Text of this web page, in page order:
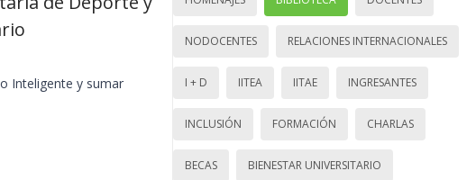
Inteligente y sumar
NODOCENTES RELACIONES INTERNACIONALES
I + D IITEA IITAE INGRESANTES
INCLUSIÓN FORMACIÓN CHARLAS
BECAS BIENESTAR UNIVERSITARIO